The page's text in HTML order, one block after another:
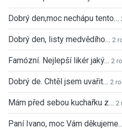
Dobrý den,moc nechápu tento…
Dobrý den, listy medvědího… 2
Famózní. Nejlepší likér jaký… 2
Dobrý de. Chtěl jsem uvařit… 2
Mám před sebou kuchařku z… 2
Paní Ivano, moc Vám